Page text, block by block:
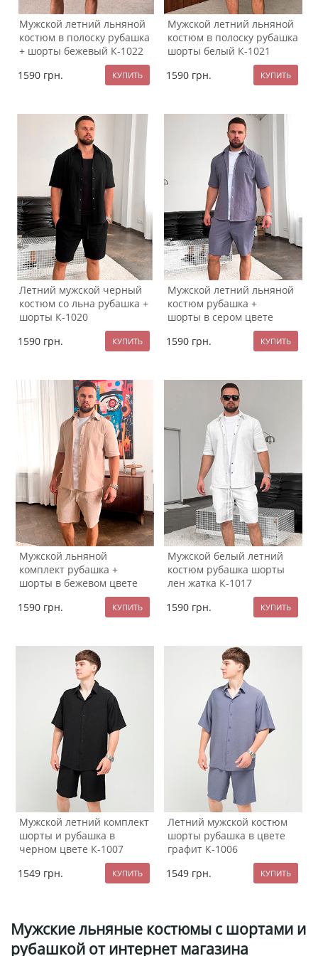
Мужской летний льняной
костюм в полоску рубашка
+ шорты бежевый К-1022
1590 грн.
Мужской летний льняной
костюм в полоску рубашка
шорты белый К-1021
1590 грн.
Летний мужской черный
костюм со льна рубашка +
шорты К-1020
1590 грн.
Мужской летний льняной
костюм рубашка +
шорты в сером цвете
1590 грн.
Мужской льняной
комплект рубашка +
шорты в бежевом цвете
1590 грн.
Мужской белый летний
костюм рубашка шорты
лен жатка К-1017
1590 грн.
Мужской летний комплект
шорты и рубашка в
черном цвете К-1007
1549 грн.
Летний мужской костюм
шорты рубашка в цвете
графит К-1006
1549 грн.
Мужские льняные костюмы с шортами и
рубашкой от интернет магазина